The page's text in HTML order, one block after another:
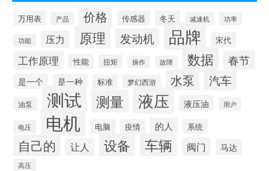
万用表 产品 价格 传感器 冬天 减速机 功率
功能 压力 原理 发动机 品牌 宋代
工作原理 性能 扭矩 操作 故障 数据 春节
是一个 是一种 标准 梦幻西游 水泵 汽车
油泵 测试 测量 液压 液压油 用户
电压 电机 电脑 疫情 的人 系统
自己的 让人 设备 车辆 阀门 马达
高压